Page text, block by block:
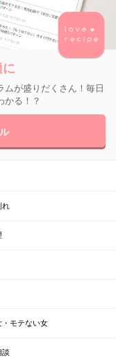
ムが盛りだくさん！毎日
かる！？
れ
・モテない女
談